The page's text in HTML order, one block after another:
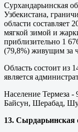
Сурхандарьинская
Узбекистана,
области составляет
мягкой зимой и
приблизительно 1
(79,8%) живущим за
Область состоит из
является
Население Термеза -
Байсун, Шерабад,
13. Сырдарьинская